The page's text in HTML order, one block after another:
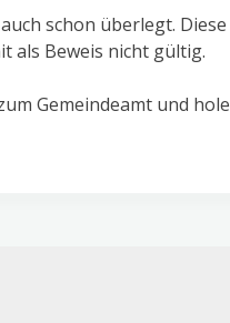
schon überlegt. Diese
als Beweis nicht gültig.
Gemeindeamt und hole